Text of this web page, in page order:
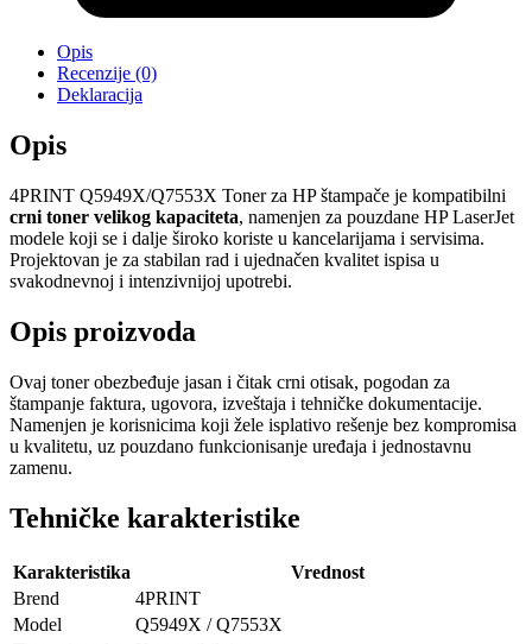
Opis
Recenzije (0)
Deklaracija
Opis
4PRINT Q5949X/Q7553X Toner za HP štampače je kompatibilni
crni toner velikog kapaciteta, namenjen za pouzdane HP LaserJet
modele koji se i dalje široko koriste u kancelarijama i servisima.
Projektovan je za stabilan rad i ujednačen kvalitet ispisa u
svakodnevnoj i intenzivnijoj upotrebi.
Opis proizvoda
Ovaj toner obezbeđuje jasan i čitak crni otisak, pogodan za
štampanje faktura, ugovora, izveštaja i tehničke dokumentacije.
Namenjen je korisnicima koji žele isplativo rešenje bez kompromisa
u kvalitetu, uz pouzdano funkcionisanje uređaja i jednostavnu
zamenu.
Tehničke karakteristike
Karakteristika
Vrednost
Brend
4PRINT
Model
Q5949X / Q7553X